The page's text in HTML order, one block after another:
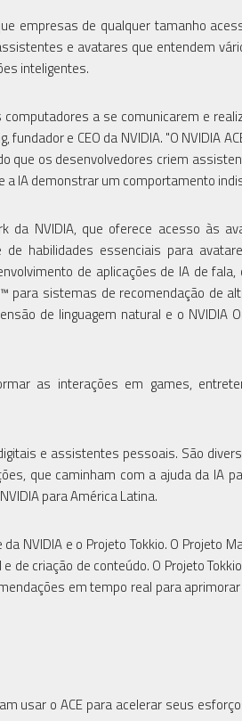
empresas de qualquer tamanho
e avatares que entendem
inteligentes.
a se comunicarem e
e CEO da NVIDIA. "O NVIDIA
que os desenvolvedores criem
IA demonstrar um comportamento
da NVIDIA, que oferece acesso às
habilidades essenciais para
de aplicações de IA de fala,
para sistemas de recomendação de
de linguagem natural e o NVIDIA
as interações em games,
e assistentes pessoais. São
que caminham com a ajuda da IA
para América Latina.
NVIDIA e o Projeto Tokkio. O Projeto
de criação de conteúdo. O Projeto
em tempo real para
usar o ACE para acelerar seus